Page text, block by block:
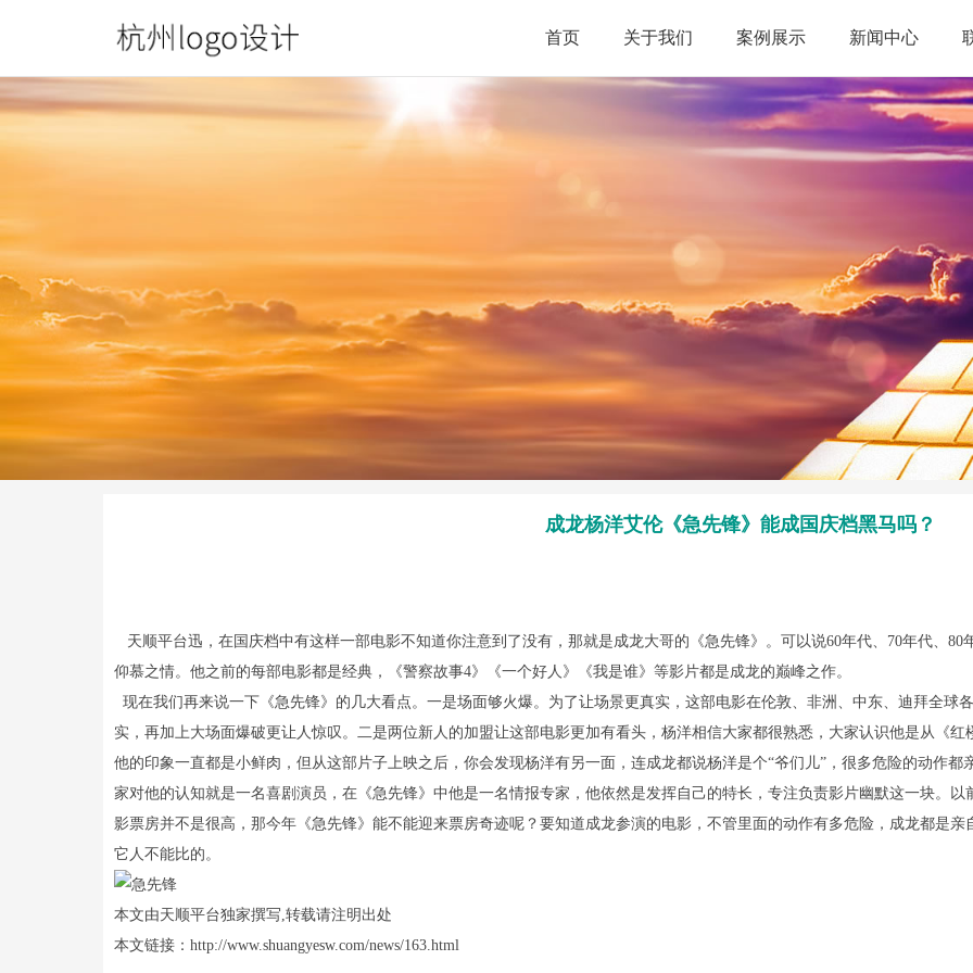
首页 关于我们 案例展示 新闻中心
成龙杨洋艾伦《急先锋》能成国庆档黑马吗？
天顺平台迅，在国庆档中有这样一部电影不知道你注意到了没有，那就是成龙大哥的《急先锋》。可以说60年代、70年代、
仰慕之情。他之前的每部电影都是经典，《警察故事4》《一个好人》《我是谁》等影片都是成龙的巅峰之作。
现在我们再来说一下《急先锋》的几大看点。一是场面够火爆。为了让场景更真实，这部电影在伦敦、非洲、中东、迪拜全球
实，再加上大场面爆破更让人惊叹。二是两位新人的加盟让这部电影更加有看头，杨洋相信大家都很熟悉，大家认识他是从《
他的印象一直都是小鲜肉，但从这部片子上映之后，你会发现杨洋有另一面，连成龙都说杨洋是个“爷们儿”，很多危险的动作
家对他的认知就是一名喜剧演员，在《急先锋》中他是一名情报专家，他依然是发挥自己的特长，专注负责影片幽默这一块。
影票房并不是很高，那今年《急先锋》能不能迎来票房奇迹呢？要知道成龙参演的电影，不管里面的动作有多危险，成龙都是
它人不能比的。
本文由天顺平台独家撰写,转载请注明出处
本文链接：http://www.shuangyesw.com/news/163.html